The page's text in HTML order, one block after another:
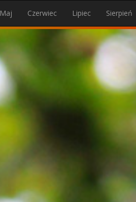
Maj Czerwiec Lipiec Sierpień